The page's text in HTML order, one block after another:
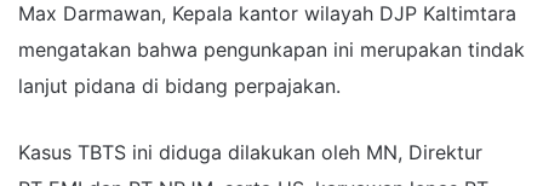
Max Darmawan, Kepala kantor wilayah DJP Kaltimtara
mengatakan bahwa pengunkapan ini merupakan tindak
lanjut pidana di bidang perpajakan.
Kasus TBTS ini diduga dilakukan oleh MN, Direktur